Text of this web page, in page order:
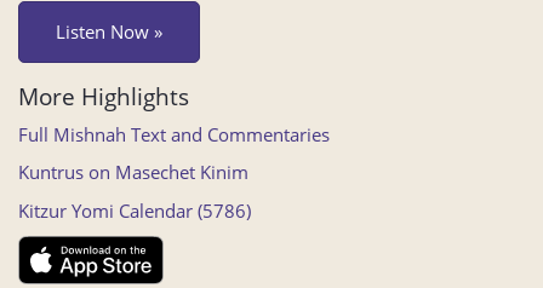
Listen Now »
More Highlights
Full Mishnah Text and Commentaries
Kuntrus on Masechet Kinim
Kitzur Yomi Calendar (5786)